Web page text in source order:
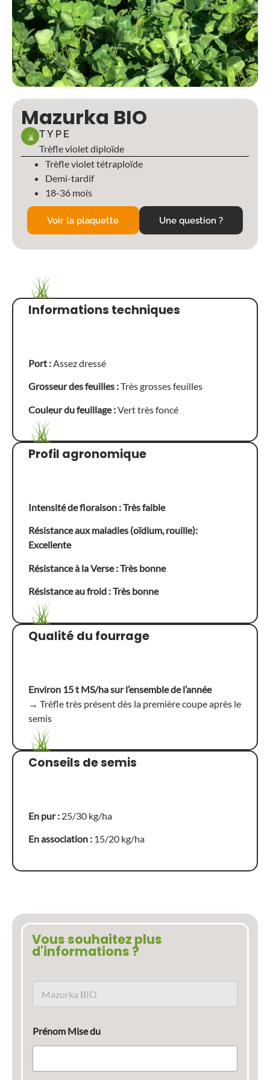
Mazurka BIO
TYPE
Trèfle violet diploïde
Trèfle violet tétraploïde
Demi-tardif
18-36 mois
Voir la plaquette Une question ?
Informations techniques
Port :Assez dressé
Grosseur des feuilles :Très grosses feuilles
Couleur du feuillage :Vert très foncé
Profil agronomique
Intensité de floraison : Très faible
Résistance aux maladies (oïdium, rouille):
Excellente
Résistance à la Verse : Très bonne
Résistance au froid : Très bonne
Qualité du fourrage
Environ 15 t MS/ha sur l’ensemble de l’année
→ Trèfle très présent dès la première coupe après le
semis
Conseils de semis
En pur : 25/30 kg/ha
En association : 15/20 kg/ha
Vous souhaitez plus
d'informations ?
m
u
p
Prénom Mise du